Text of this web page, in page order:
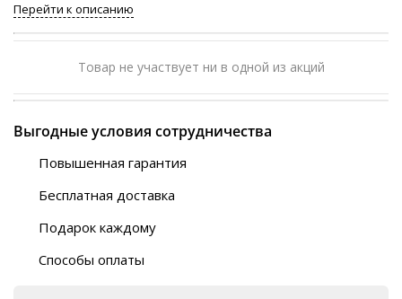
Перейти к описанию
Товар не участвует ни в одной из акций
Выгодные условия сотрудничества
Повышенная гарантия
Бесплатная доставка
Автобусы (по ЮФО)
“BlaBlaCar” (по ЮФО)
Подарок каждому
Способы оплаты